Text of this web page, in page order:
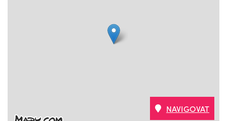
NAVIGOVAT